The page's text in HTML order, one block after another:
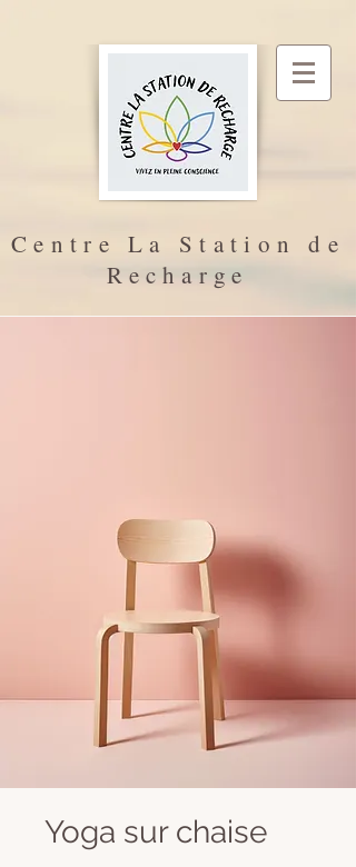
Centre La Station de
Recharge
Yoga sur chaise